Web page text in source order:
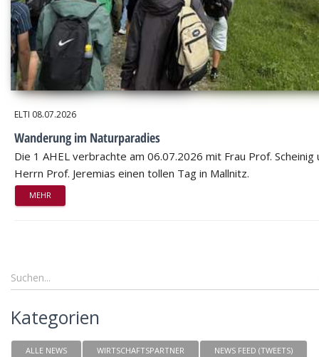
ELTI 08.07.2026
Wanderung im Naturparadies
Die 1 AHEL verbrachte am 06.07.2026 mit Frau Prof. Scheinig
Herrn Prof. Jeremias einen tollen Tag in Mallnitz.
MEHR
Kategorien
ALLE NEWS WIRTSCHAFTSPARTNER NEWS FEED (TWEETS)